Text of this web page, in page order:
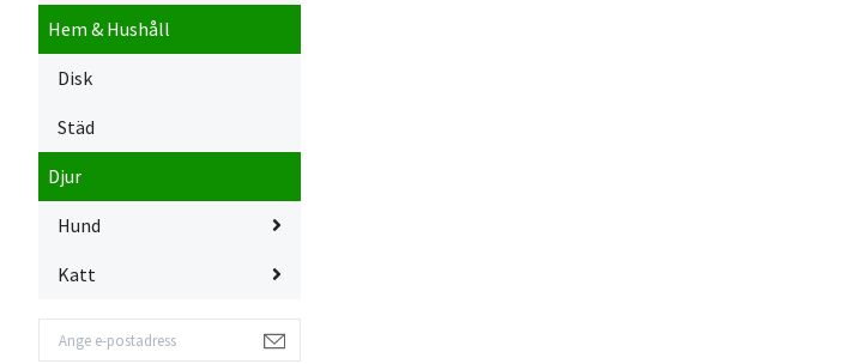
Hem & Hushåll
Disk
Städ
Djur
Hund
Katt